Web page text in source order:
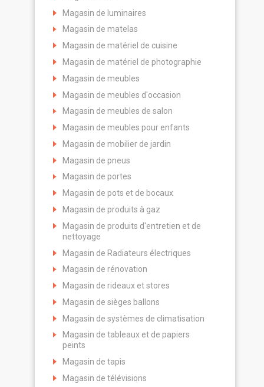
Magasin de luminaires
Magasin de matelas
Magasin de matériel de cuisine
Magasin de matériel de photographie
Magasin de meubles
Magasin de meubles d'occasion
Magasin de meubles de salon
Magasin de meubles pour enfants
Magasin de mobilier de jardin
Magasin de pneus
Magasin de portes
Magasin de pots et de bocaux
Magasin de produits à gaz
Magasin de produits d'entretien et de
nettoyage
Magasin de Radiateurs électriques
Magasin de rénovation
Magasin de rideaux et stores
Magasin de sièges ballons
Magasin de systèmes de climatisation
Magasin de tableaux et de papiers
peints
Magasin de tapis
Magasin de télévisions